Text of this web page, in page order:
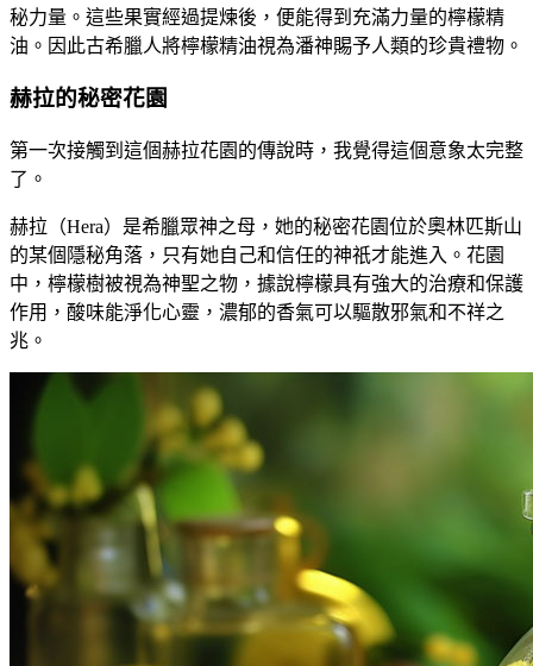
秘力量。這些果實經過提煉後，便能得到充滿力量的檸檬精
油。因此古希臘人將檸檬精油視為潘神賜予人類的珍貴禮物。
赫拉的秘密花園
第一次接觸到這個赫拉花園的傳說時，我覺得這個意象太完整
了。
赫拉（Hera）是希臘眾神之母，她的秘密花園位於奧林匹斯山
的某個隱秘角落，只有她自己和信任的神祇才能進入。花園
中，檸檬樹被視為神聖之物，據說檸檬具有強大的治療和保護
作用，酸味能淨化心靈，濃郁的香氣可以驅散邪氣和不祥之
兆。